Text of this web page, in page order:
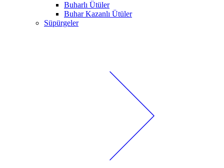
Buharlı Ütüler
Buhar Kazanlı Ütüler
Süpürgeler